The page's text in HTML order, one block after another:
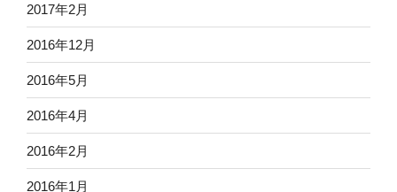
2017年2月
2016年12月
2016年5月
2016年4月
2016年2月
2016年1月